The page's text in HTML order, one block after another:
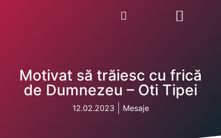
Motivat să trăiesc cu frică
de Dumnezeu – Oti Tipei
12.02.2023 Mesaje